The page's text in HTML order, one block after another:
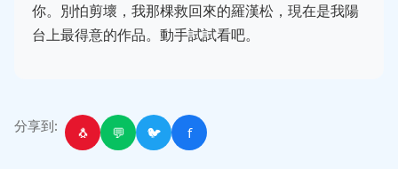
你。別怕剪壞，我那棵救回來的羅漢松，現在是我陽
台上最得意的作品。動手試試看吧。
分享到: 🐧 💬 🐦 f